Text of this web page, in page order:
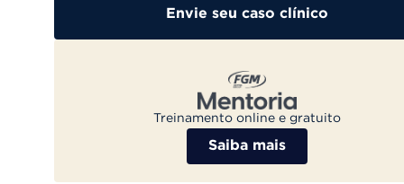
Envie seu caso clínico
Treinamento online e gratuito
Saiba mais